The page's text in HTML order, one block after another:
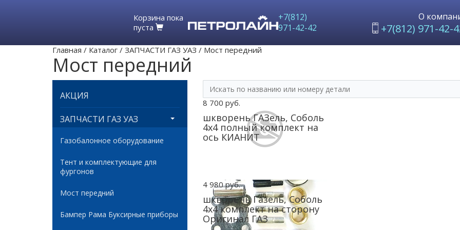
Корзина пока
пуста
+7(812)
971-42-42
О
+7(812) 971-42-
Главная / Каталог / ЗАПЧАСТИ ГАЗ УАЗ / Мост передний
Мост передний
АКЦИЯ
ЗАПЧАСТИ ГАЗ УАЗ
Газобалонное оборудование
Тент и комплектующие для
фургонов
Мост передний
Бампер Рама Буксирные приборы
8 700 руб.
шкворень ГАЗель, Соболь
4х4 полный комплект на
ось КИАНИТ
4 980 руб.
шкворень Газель, Соболь
4х4 комплект на сторону
Оригинал ГАЗ